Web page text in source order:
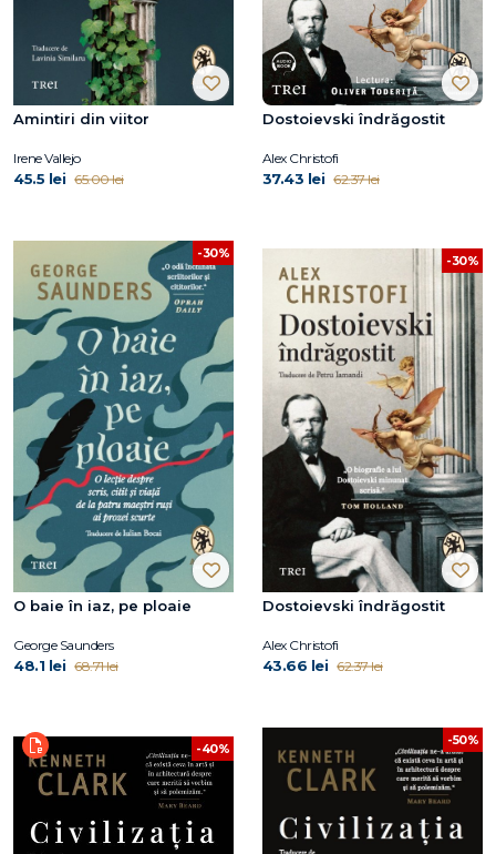
Amintiri din viitor
Irene Vallejo
45.5 lei 65.00 lei
Dostoievski îndrăgostit
Alex Christofi
37.43 lei 62.37 lei
-30%
O baie în iaz, pe ploaie
George Saunders
48.1 lei 68.71 lei
-30%
Dostoievski îndrăgostit
Alex Christofi
43.66 lei 62.37 lei
-40%
-50%